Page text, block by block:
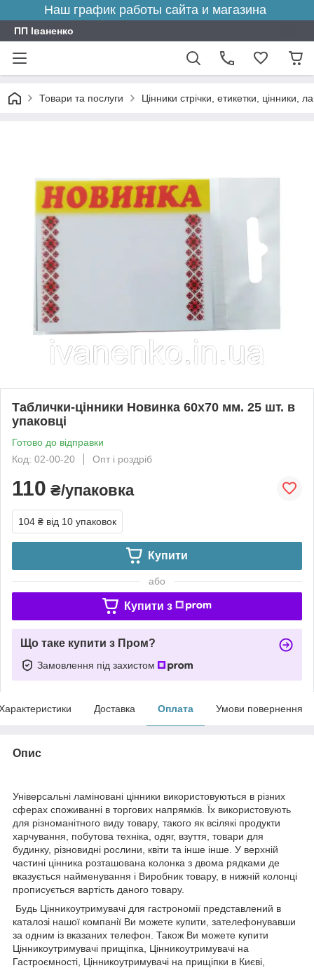
Наш график работы сайта и магазина
ПП Іваненко
Товари та послуги Цінники стрічки, етикетки, цінники,
Таблички-цінники Новинка 60х70 мм. 25 шт. в
упаковці
Готово до відправки
Код: 02-00-20
Опт і роздріб
110 ₴/упаковка
104 ₴ від 10 упаковок
Купити
або
Купити з
Що таке купити з Пром?
Замовлення під захистом
Доставка Оплата Умови повернення
Опис
Універсальні ламіновані цінники використовуються в різних
сферах споживанні в торгових напрямків. Їх використовують
для різноманітного виду товару, такого як всілякі продукти
харчування, побутова техніка, одяг, взуття, товари для
будинку, різновидні рослини, квіти та інше інше. У верхній
частині цінника розташована колонка з двома рядками де
вказується найменування і Виробник товару, в нижній колонці
прописується вартість даного товару.
Будь Цінникоутримувачі для гастрономії представлений в
каталозі нашої компанії Ви можете купити, зателефонувавши
за одним із вказаних телефон. Також Ви можете купити
Цінникоутримувачі прищіпка, Цінникоутримувачі на
Гастроємності, Цінникоутримувачі на прищіпки в Києві,